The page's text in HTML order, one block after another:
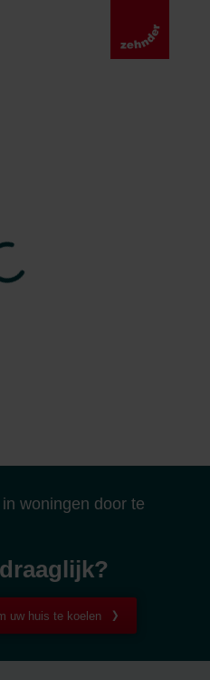
woningen door te
uw huis te koelen